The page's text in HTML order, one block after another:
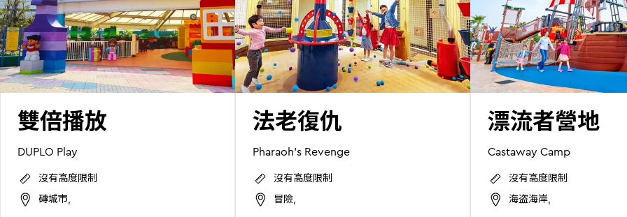
雙倍播放
DUPLO Play
沒有高度限制
磚城市,
法老復仇
Pharaoh's Revenge
沒有高度限制
冒險,
漂流者營地
Castaway Camp
沒有高度限制
海盗海岸,